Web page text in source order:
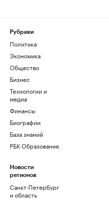
Рубрики
Политика
Экономика
Общество
Бизнес
Технологии и
медиа
Финансы
Биографии
База знаний
РБК Образование
Новости
регионов
Санкт-Петербург
и область